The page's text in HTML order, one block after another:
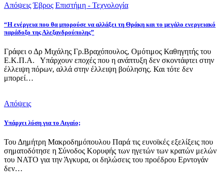
Απόψεις Έβρος Επιστήμη - Τεχνολογία
“Η ενέργεια που θα μπορούσε να αλλάξει τη Θράκη και το μεγάλο ενεργειακό
παράδοξο της Αλεξανδρούπολης”
Γράφει ο Δρ Μιχάλης Γρ.Βραχόπουλος, Ομότιμος Καθηγητής του
Ε.Κ.Π.Α. Υπάρχουν εποχές που η ανάπτυξη δεν σκοντάφτει στην
έλλειψη πόρων, αλλά στην έλλειψη βούλησης. Και τότε δεν
μπορεί…
Απόψεις
Υπάρχει λύση για το Αιγαίο;
Του Δημήτρη Μακροδημόπουλου Παρά τις ευνοϊκές εξελίξεις που
σηματοδότησε η Σύνοδος Κορυφής των ηγετών των κρατών μελών
του ΝΑΤΟ για την Άγκυρα, οι δηλώσεις του προέδρου Ερντογάν
δεν…